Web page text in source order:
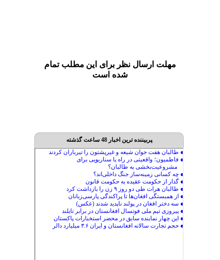
مهلت ارسال نظر برای این مطلب تمام
شده است
پربیننده ترین اخبار 48 ساعت گذشته